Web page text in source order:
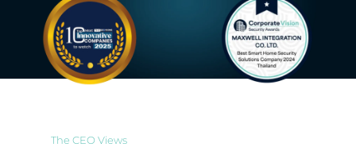
The CEO Views